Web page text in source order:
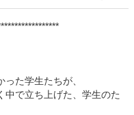
った学生たちが、
中で立ち上げた、学生のた